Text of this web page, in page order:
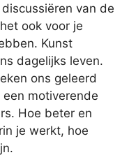
van de
ook voor je
Kunst
dagelijks leven.
ons geleerd
motiverende
Hoe beter en
je werkt, hoe